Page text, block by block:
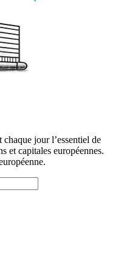
jour l’essentiel de
et capitales européennes.